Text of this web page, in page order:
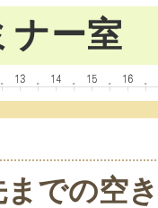
ナー室
での空